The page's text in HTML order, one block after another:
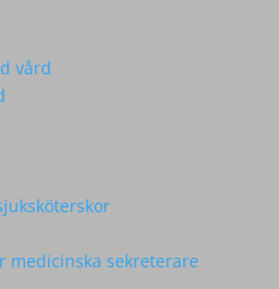
vård
medicinska sekreterare